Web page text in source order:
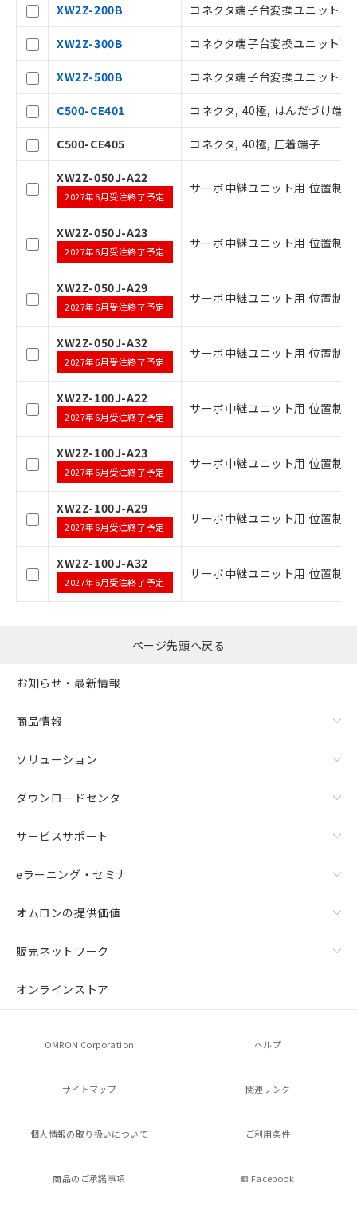
XW2Z-200B コネクタ端子台変換ユニット
XW2Z-300B コネクタ端子台変換ユニット
XW2Z-500B コネクタ端子台変換ユニット
C500-CE401 コネクタ, 40極, はんだづけ端子
C500-CE405 コネクタ, 40極, 圧着端子
XW2Z-050J-A22
2027年6月受注終了予定
サーボ中継ユニット用 位置制
XW2Z-050J-A23
2027年6月受注終了予定
サーボ中継ユニット用 位置制
XW2Z-050J-A29
2027年6月受注終了予定
サーボ中継ユニット用 位置制
XW2Z-050J-A32
2027年6月受注終了予定
サーボ中継ユニット用 位置制
XW2Z-100J-A22
2027年6月受注終了予定
サーボ中継ユニット用 位置制
XW2Z-100J-A23
2027年6月受注終了予定
サーボ中継ユニット用 位置制
XW2Z-100J-A29
2027年6月受注終了予定
サーボ中継ユニット用 位置制
XW2Z-100J-A32
2027年6月受注終了予定
サーボ中継ユニット用 位置制
ページ先頭へ戻る
お知らせ・最新情報
商品情報
ソリューション
ダウンロードセンタ
サービスサポート
eラーニング・セミナ
オムロンの提供価値
販売ネットワーク
オンラインストア
OMRON Corporation ヘルプ
サイトマップ 関連リンク
個人情報の取り扱いについて ご利用条件
商品のご承諾事項 Facebook
記
号
説明
○ 一定数以上の在庫あり
△ 一定数には満たないが在庫あり
－
在庫なし(最新の在庫状況につ
いては、お客様のお取引先、ま
たはお客様担当のオムロン制御
機器販売店・当社販売員にご確
認ください)
空
白
受注生産機種、また在庫状況の
情報を公開していない機種
本サービスは、当社制御機器事業取扱
商品の当社在庫状況および標準価格(税
抜)を提供させていただくものです。
当社制御機器事業取扱商品の中には、
本サービスの対象外となる商品もある
ことをご了承ください。
在庫状況および標準価格照会結果は、
記載している更新日時点での社内デー
タに基づき作成されるものであり、閲
覧された時点での実際の在庫および標
準価格とは異なる場合があることをご
了承ください。
正式な納期状況および標準価格はお客
様のお取引先、またはお客様担当のオ
ムロン制御機器販売店・当社販売員に
ご相談ください。
オムロン制御機器販売店や当社販売拠
点は「販売ネットワーク
」をご確認
ください。
在庫状況および標準価格結果を当社の
事前の承諾なく第三者に漏洩または開
示しないようお願いします。
マイパーツ機能（部品リスト作成サー
ビス）をご利用いただくには、I-Web
メンバーズにご登録されている必要が
あります。
お客様が当ウェブサイト上で当社にご
登録された部品リストについて、当社
および当社の共同利用者が、当社の製
引・商談に必要な範囲で利用すること
をご了承ください。
※当社の共同利用者とは、"個人情報
の共同利用に関して"
の「1.共同利
用者の範囲」に記載されている法人を
指します。